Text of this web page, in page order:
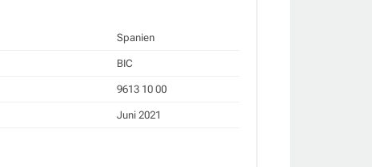
Spanien
BIC
9613 10 00
Juni 2021